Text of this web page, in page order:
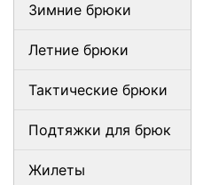
Зимние брюки
Летние брюки
Тактические брюки
Подтяжки для брюк
Жилеты